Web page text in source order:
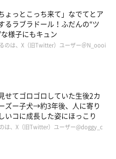
ょっとこっち来て」なでてとア
るラブラドール！ふだんの“ツ
な様子にもキュン
のは、X（旧Twitter）ユーザー＠N_oooi
せてゴロゴロしていた生後2カ
ズー子犬→約3年後、人に寄り
いコに成長した姿にほっこり
は、X（旧Twitter）ユーザー@doggy_c